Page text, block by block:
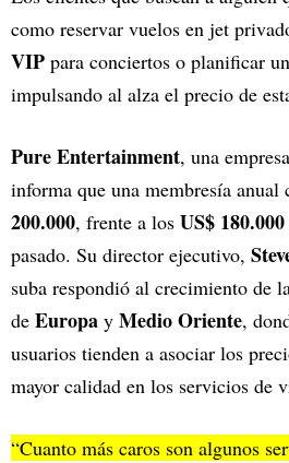
como reservar vuelos en jet
VIP para conciertos o planificar un
impulsando al alza el precio de
Pure Entertainment, una
informa que una membresía anual
200.000, frente a los US$ 180.000
pasado. Su director ejecutivo,
suba respondió al crecimiento de
de Europa y Medio Oriente,
usuarios tienden a asociar los
mayor calidad en los servicios de
“Cuanto más caros son algunos